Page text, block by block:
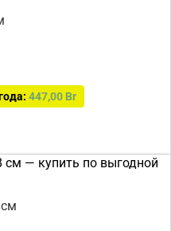
447,00 Br